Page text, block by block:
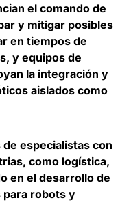
el comando de
y mitigar posibles
en tiempos de
y equipos de
la integración y
aislados como
de especialistas con
como logística,
en el desarrollo de
robots y